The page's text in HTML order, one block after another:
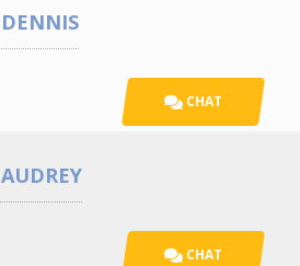
DENNIS
CHAT
AUDREY
CHAT